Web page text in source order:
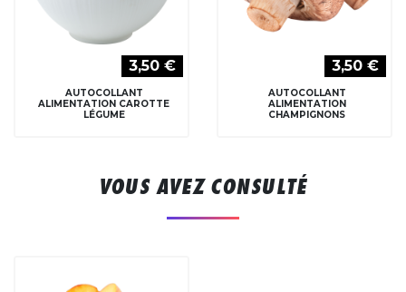
3,50 €
AUTOCOLLANT
ALIMENTATION CAROTTE
LÉGUME
3,50 €
AUTOCOLLANT
ALIMENTATION
CHAMPIGNONS
VOUS AVEZ CONSULTÉ